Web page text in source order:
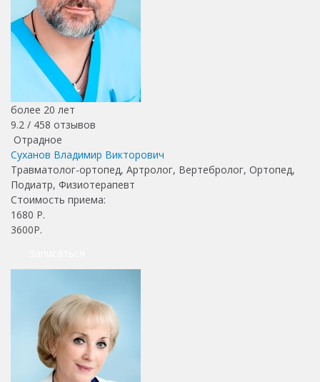
более 20 лет
9.2 / 458 отзывов
Отрадное
Суханов Владимир Викторович
Травматолог-ортопед, Артролог, Вертебролог, Ортопед,
Подиатр, Физиотерапевт
Стоимость приема:
1680 Р.
3600Р.